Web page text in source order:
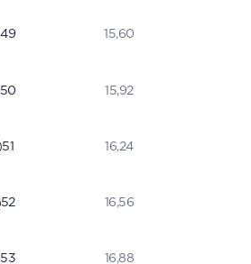
49 15,60
50 15,92
51 16,24
52 16,56
53 16,88